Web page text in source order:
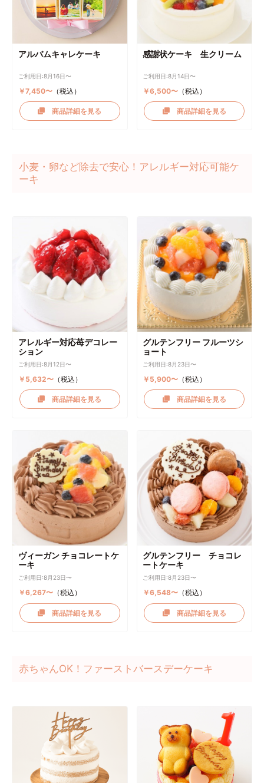
アルバムキャレケーキ
ご利用日:8月16日〜
￥7,450〜（税込）
商品詳細を見る
感謝状ケーキ 生クリーム
ご利用日:8月14日〜
￥6,500〜 （税込）
商品詳細を見る
小麦・卵など除去で安心！アレルギー対応可能ケ
ーキ
アレルギー対応苺デコレー
ション
ご利用日:8月12日〜
￥5,632〜（税込）
商品詳細を見る
グルテンフリー フルーツシ
ョート
ご利用日:8月23日〜
￥5,900〜 （税込）
商品詳細を見る
ヴィーガン チョコレートケ
ーキ
ご利用日:8月23日〜
￥6,267〜（税込）
商品詳細を見る
グルテンフリー チョコレ
ートケーキ
ご利用日:8月23日〜
￥6,548〜 （税込）
商品詳細を見る
赤ちゃんOK！ファーストバースデーケーキ